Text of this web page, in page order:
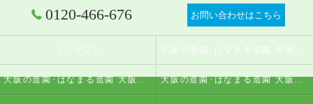
0120-466-676 お問い合わせはこちら
コンセプト
大阪の造園･はなまる造園 大阪店の評判 大阪の造園･はなまる造園 大阪店のお客様の声